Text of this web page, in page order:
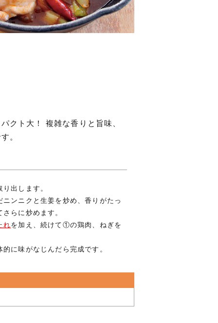
クト大！ 複雑な香りと旨味、
。
出します。
ンニクと生姜を炒め、香りがたっ
らに炒めます。
れを加え、続けて①の鶏肉、ねぎを
に味がなじんだら完成です。